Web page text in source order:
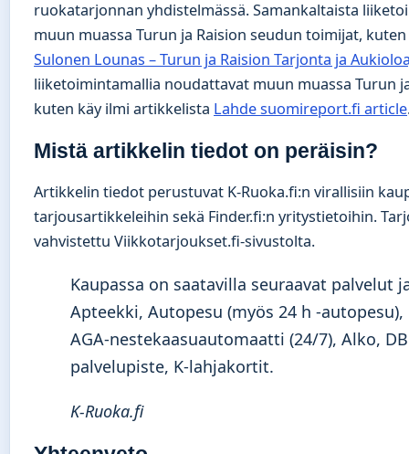
ruokatarjonnan yhdistelmässä. Samankaltaista
muun muassa Turun ja Raision seudun toimijat,
Sulonen Lounas – Turun ja Raision Tarjonta ja
liiketoimintamallia noudattavat muun muassa Turun
kuten käy ilmi artikkelista Lahde suomireport.fi article
Mistä artikkelin tiedot on peräisin?
Artikkelin tiedot perustuvat K-Ruoka.fi:n virallisiin
tarjousartikkeleihin sekä Finder.fi:n yritystietoihin.
vahvistettu Viikkotarjoukset.fi-sivustolta.
Kaupassa on saatavilla seuraavat palvelut
Apteekki, Autopesu (myös 24 h -autopesu),
AGA-nestekaasuautomaatti (24/7), Alko,
palvelupiste, K-lahjakortit.
K-Ruoka.fi